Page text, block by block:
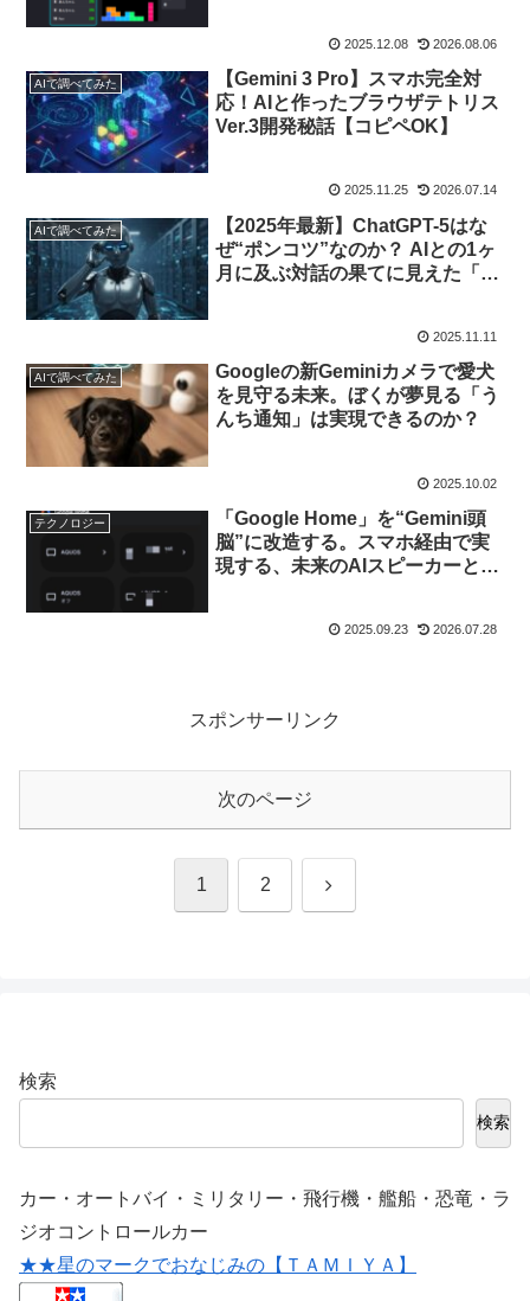
2025.12.08 2026.08.06
AIで調べてみた
【Gemini 3 Pro】スマホ完全対
応！AIと作ったブラウザテトリス
Ver.3開発秘話【コピペOK】
2025.11.25 2026.07.14
AIで調べてみた
【2025年最新】ChatGPT-5はな
ぜ“ポンコツ”なのか？ AIとの1ヶ
月に及ぶ対話の果てに見えた「賢
2025.11.11
AIで調べてみた
Googleの新Geminiカメラで愛犬
を見守る未来。ぼくが夢見る「う
んち通知」は実現できるのか？
2025.10.02
テクノロジー
「Google Home」を“Gemini頭
脳”に改造する。スマホ経由で実
現する、未来のAIスピーカーとの
2025.09.23 2026.07.28
スポンサーリンク
次のページ
1 2 次
検索
検索
カー・オートバイ・ミリタリー・飛行機・艦船・恐竜・ラ
ジオコントロールカー
★★星のマークでおなじみの【ＴＡＭＩＹＡ】